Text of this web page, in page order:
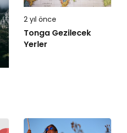
2 yıl önce
Tonga Gezilecek
Yerler